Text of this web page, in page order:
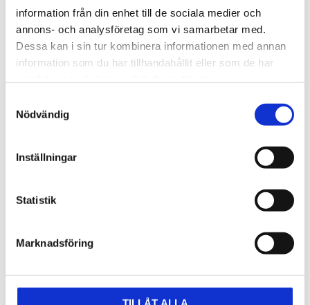
information från din enhet till de sociala medier och
annons- och analysföretag som vi samarbetar med.
Dessa kan i sin tur kombinera informationen med annan
information som du har tillhandahållit eller som de har
Nödvändig
Inställningar
Statistik
Marknadsföring
snabb-
avgradningsenhet.
snabb-
avgradningsenhet.